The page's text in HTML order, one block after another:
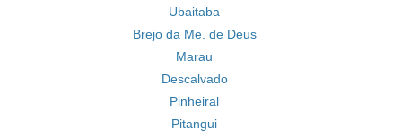
Ubaitaba
Brejo da Me. de Deus
Marau
Descalvado
Pinheiral
Pitangui